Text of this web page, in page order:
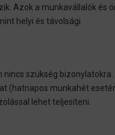
Azok a munkavállalók és
helyi és távolsági
szükség bizonylatokra.
(hatnapos munkahét
lehet teljesíteni.